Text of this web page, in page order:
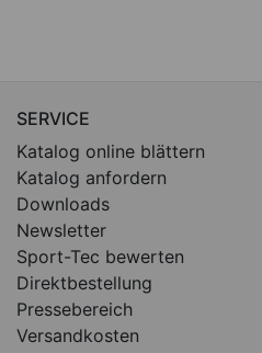
SERVICE
Katalog online blättern
Katalog anfordern
Downloads
Newsletter
Sport-Tec bewerten
Direktbestellung
Pressebereich
Versandkosten